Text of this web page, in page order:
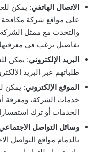
الاتصال الهاتفي: يمكن
على مواقع شركة مكافحة
والتحدث مع ممثل
تفاصيل ترغب في
البريد الإلكتروني: يمكن
طلباتهم عبر البريد
الموقع الإلكتروني: يمكن
خدمات الشركة، ومعرفة
الخدمات أو ترك
وسائل التواصل الاجتماعي
بالدمام مواقع التواصل